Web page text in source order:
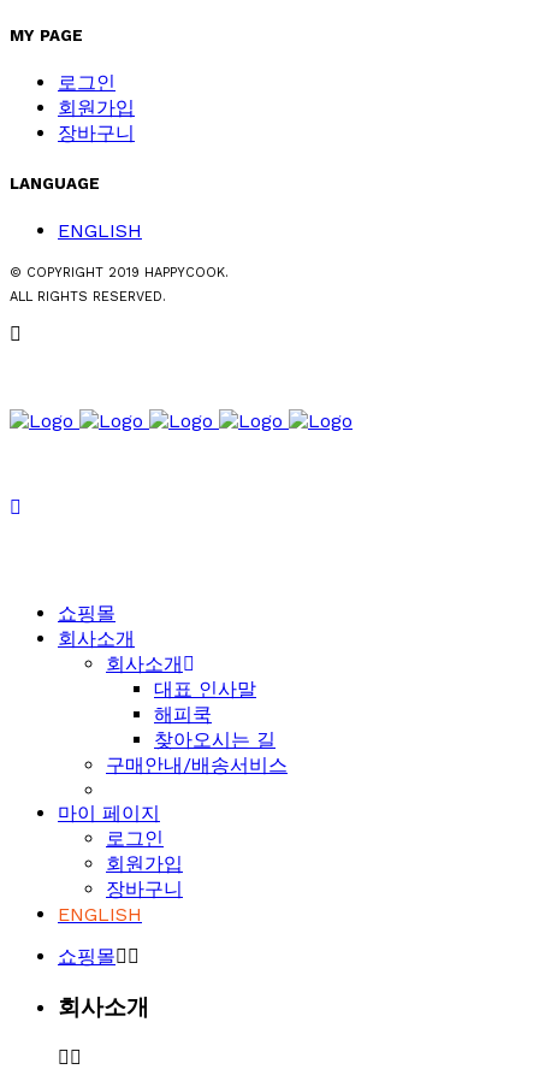
MY PAGE
로그인
회원가입
장바구니
LANGUAGE
ENGLISH
© COPYRIGHT 2019 HAPPYCOOK.
ALL RIGHTS RESERVED.
쇼핑몰
회사소개
회사소개
대표 인사말
해피쿡
찾아오시는 길
구매안내/배송서비스
마이 페이지
로그인
회원가입
장바구니
ENGLISH
쇼핑몰
회사소개